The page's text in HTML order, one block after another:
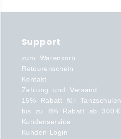
Support
zum Warenkorb
Retourenschein
Kontakt
Zahlung und Versand
15% Rabatt für Tanzschulen
bis zu 8% Rabatt ab 300 €
Kundenservice
Kunden-Login